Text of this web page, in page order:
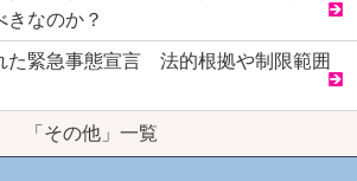
きなのか？
た緊急事態宣言 法的根拠や制限範囲
「その他」一覧